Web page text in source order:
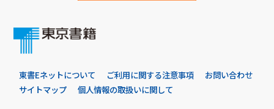
東書Eネットについて ご利用に関する注意事項
お問い合わせ
サイトマップ
個人情報の取扱いに関して